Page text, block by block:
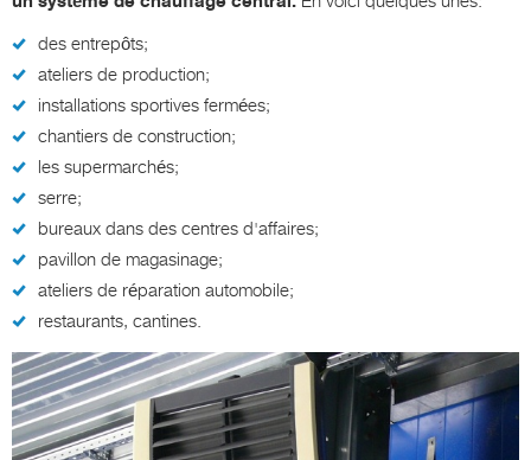
des entrepôts;
ateliers de production;
installations sportives fermées;
chantiers de construction;
les supermarchés;
serre;
bureaux dans des centres d'affaires;
pavillon de magasinage;
ateliers de réparation automobile;
restaurants, cantines.